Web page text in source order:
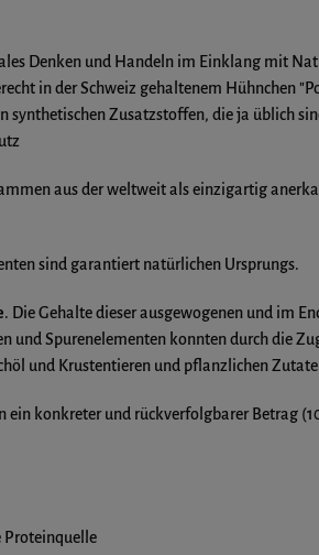
Denken und Handeln im Einklang mit
in der Schweiz gehaltenem Hühnchen
synthetischen Zusatzstoffen, die ja üblich
aus der weltweit als einzigartig
sind garantiert natürlichen Ursprungs.
. Die Gehalte dieser ausgewogenen und im
Spurenelementen konnten durch die
und Krustentieren und pflanzlichen
ein konkreter und rückverfolgbarer Betrag
Proteinquelle